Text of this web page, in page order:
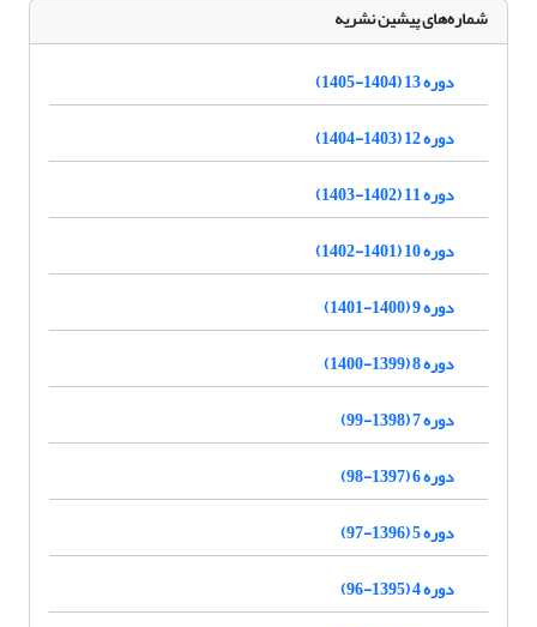
شماره‌های پیشین نشریه
دوره 13 (1404-1405)
دوره 12 (1403-1404)
دوره 11 (1402-1403)
دوره 10 (1401-1402)
دوره 9 (1400-1401)
دوره 8 (1399-1400)
دوره 7 (1398-99)
دوره 6 (1397-98)
دوره 5 (1396-97)
دوره 4 (1395-96)